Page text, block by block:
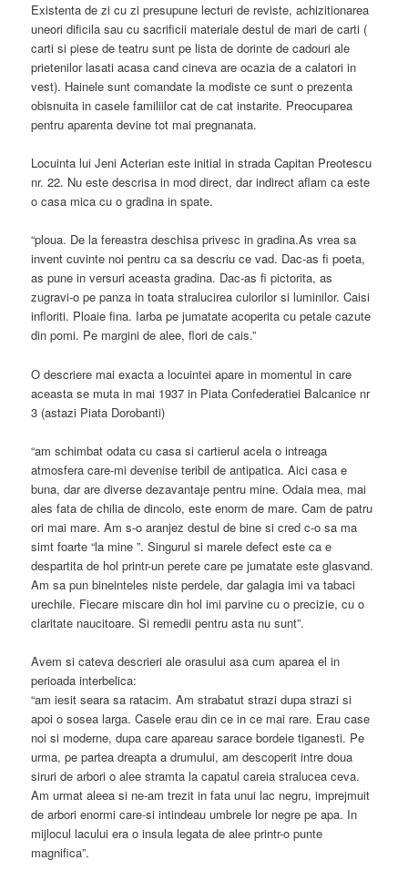
Existenta de zi cu zi presupune lecturi de reviste, achizitionarea
uneori dificila sau cu sacrificii materiale destul de mari de carti (
carti si piese de teatru sunt pe lista de dorinte de cadouri ale
prietenilor lasati acasa cand cineva are ocazia de a calatori in
vest). Hainele sunt comandate la modiste ce sunt o prezenta
obisnuita in casele familiilor cat de cat instarite. Preocuparea
pentru aparenta devine tot mai pregnanata.
Locuinta lui Jeni Acterian este initial in strada Capitan Preotescu
nr. 22. Nu este descrisa in mod direct, dar indirect aflam ca este
o casa mica cu o gradina in spate.
“ploua. De la fereastra deschisa privesc in gradina.As vrea sa
invent cuvinte noi pentru ca sa descriu ce vad. Dac-as fi poeta,
as pune in versuri aceasta gradina. Dac-as fi pictorita, as
zugravi-o pe panza in toata stralucirea culorilor si luminilor. Caisi
infloriti. Ploaie fina. Iarba pe jumatate acoperita cu petale cazute
din pomi. Pe margini de alee, flori de cais.”
O descriere mai exacta a locuintei apare in momentul in care
aceasta se muta in mai 1937 in Piata Confederatiei Balcanice nr
3 (astazi Piata Dorobanti)
“am schimbat odata cu casa si cartierul acela o intreaga
atmosfera care-mi devenise teribil de antipatica. Aici casa e
buna, dar are diverse dezavantaje pentru mine. Odaia mea, mai
ales fata de chilia de dincolo, este enorm de mare. Cam de patru
ori mai mare. Am s-o aranjez destul de bine si cred c-o sa ma
simt foarte “la mine ”. Singurul si marele defect este ca e
despartita de hol printr-un perete care pe jumatate este glasvand.
Am sa pun bineinteles niste perdele, dar galagia imi va tabaci
urechile. Fiecare miscare din hol imi parvine cu o precizie, cu o
claritate naucitoare. Si remedii pentru asta nu sunt”.
Avem si cateva descrieri ale orasului asa cum aparea el in
perioada interbelica:
“am iesit seara sa ratacim. Am strabatut strazi dupa strazi si
apoi o sosea larga. Casele erau din ce in ce mai rare. Erau case
noi si moderne, dupa care apareau sarace bordeie tiganesti. Pe
urma, pe partea dreapta a drumului, am descoperit intre doua
siruri de arbori o alee stramta la capatul careia stralucea ceva.
Am urmat aleea si ne-am trezit in fata unui lac negru, imprejmuit
de arbori enormi care-si intindeau umbrele lor negre pe apa. In
mijlocul lacului era o insula legata de alee printr-o punte
magnifica”.